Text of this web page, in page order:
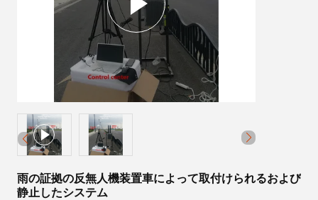
雨の証拠の反無人機装置車によって取付けられるおよび
静止したシステム